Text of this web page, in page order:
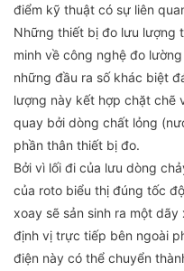
điểm kỹ thuật có sự liên
Những thiết bị đo lưu lượng
minh về công nghệ đo
những đầu ra số khác biệt
lượng này kết hợp chặt chẽ
quay bởi dòng chất lỏng
phần thân thiết bị đo.
Bởi vì lối đi của lưu dòng
của roto biểu thị đúng tốc
xoay sẽ sản sinh ra một
định vị trực tiếp bên ngoài
điện này có thể chuyển